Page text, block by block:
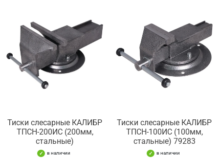
Тиски слесарные КАЛИБР
ТПСН-200ИС (200мм,
стальные)
в наличии
Тиски слесарные КАЛИБР
ТПСН-100ИС (100мм,
стальные) 79283
в наличии